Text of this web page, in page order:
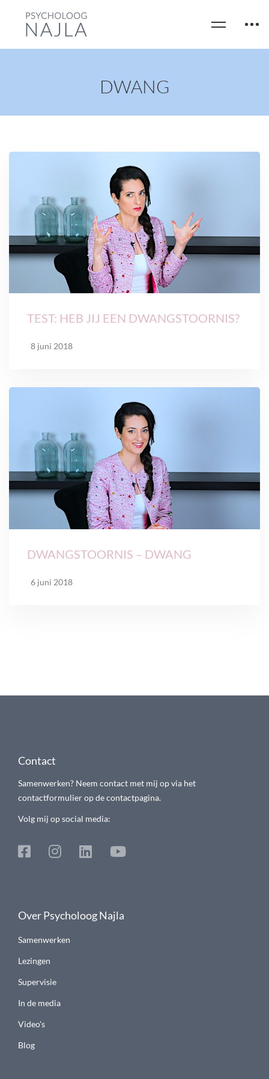
DWANG
TEST: HEB JIJ EEN DWANGSTOORNIS?
8 juni 2018
DWANGSTOORNIS – DWANG
6 juni 2018
Contact
Samenwerken? Neem contact met mij op via het
contactformulier op de contactpagina.
Volg mij op social media:
Over Psycholoog Najla
Samenwerken
Lezingen
Supervisie
In de media
Video's
Blog